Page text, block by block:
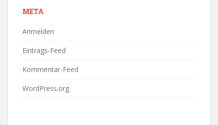
META
Anmelden
Eintrags-Feed
Kommentar-Feed
WordPress.org